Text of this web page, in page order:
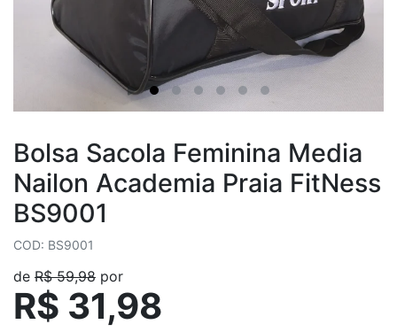
Bolsa Sacola Feminina Media
Nailon Academia Praia FitNess
BS9001
COD: BS9001
de R$ 59,98 por
R$ 31,98